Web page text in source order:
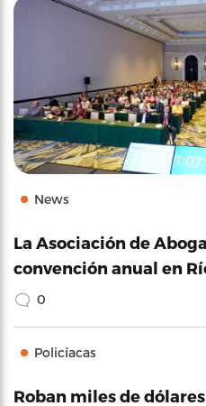
News
La Asociación de
convención anual en
0
Policíacas
Roban miles de